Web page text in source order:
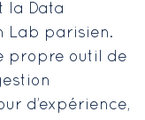
la Data
Lab parisien.
propre outil de
d’expérience,